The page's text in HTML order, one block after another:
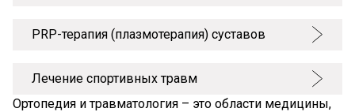
PRP-терапия (плазмотерапия) суставов
Лечение спортивных травм
Ортопедия и травматология – это области медицины,